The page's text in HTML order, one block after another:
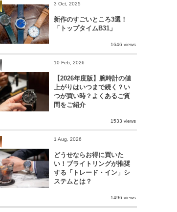
3 Oct, 2025
新作のすごいところ3選！
「トップタイムB31」
1646 views
10 Feb, 2026
【2026年度版】腕時計の値
上がりはいつまで続く？い
つが買い時？よくあるご質
問をご紹介
1533 views
1 Aug, 2026
どうせならお得に買いた
い！ブライトリングが推奨
する「トレード・イン」シ
ステムとは？
1496 views